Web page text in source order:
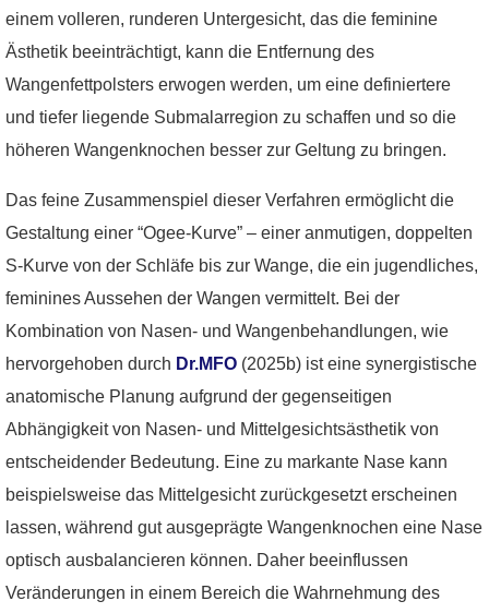
einem volleren, runderen Untergesicht, das die feminine
Ästhetik beeinträchtigt, kann die Entfernung des
Wangenfettpolsters erwogen werden, um eine definiertere
und tiefer liegende Submalarregion zu schaffen und so die
höheren Wangenknochen besser zur Geltung zu bringen.
Das feine Zusammenspiel dieser Verfahren ermöglicht die
Gestaltung einer “Ogee-Kurve” – einer anmutigen, doppelten
S-Kurve von der Schläfe bis zur Wange, die ein jugendliches,
feminines Aussehen der Wangen vermittelt. Bei der
Kombination von Nasen- und Wangenbehandlungen, wie
hervorgehoben durch Dr.MFO (2025b) ist eine synergistische
anatomische Planung aufgrund der gegenseitigen
Abhängigkeit von Nasen- und Mittelgesichtsästhetik von
entscheidender Bedeutung. Eine zu markante Nase kann
beispielsweise das Mittelgesicht zurückgesetzt erscheinen
lassen, während gut ausgeprägte Wangenknochen eine Nase
optisch ausbalancieren können. Daher beeinflussen
Veränderungen in einem Bereich die Wahrnehmung des